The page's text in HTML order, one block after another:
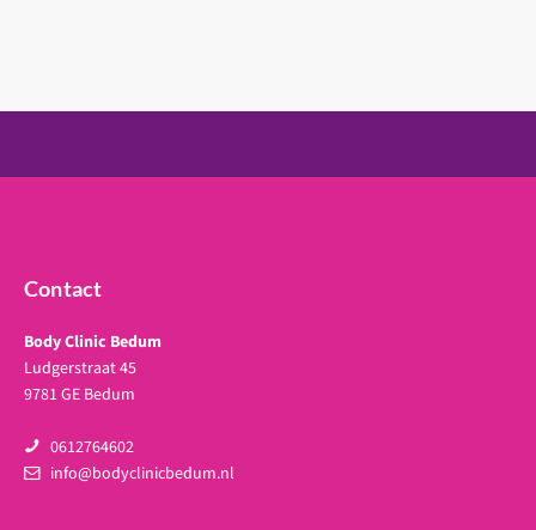
Contact
Body Clinic Bedum
Ludgerstraat 45
9781 GE Bedum
0612764602
info@bodyclinicbedum.nl